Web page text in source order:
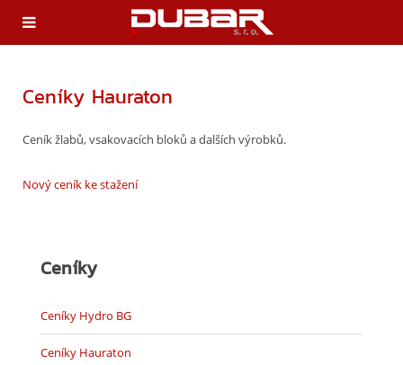
Ceníky Hauraton
Ceník žlabů, vsakovacích bloků a dalších výrobků.
Nový ceník ke stažení
Ceníky
Ceníky Hydro BG
Ceníky Hauraton